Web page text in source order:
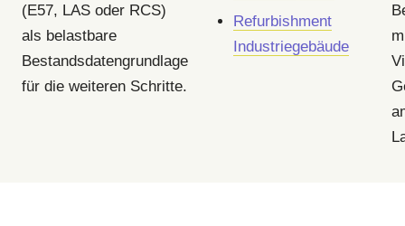
(E57, LAS oder RCS)
als belastbare
Bestandsdatengrundlage
für die weiteren Schritte.
Refurbishment
Industriegebäude